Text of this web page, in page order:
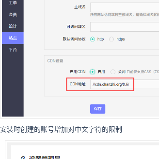
安装时创建的账号增加对中文字符的限制